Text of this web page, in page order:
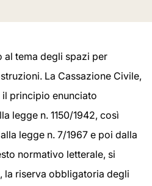
al tema degli spazi per
La Cassazione Civile,
principio enunciato
legge n. 1150/1942, così
legge n. 7/1967 e poi dalla
normativo letterale, si
la riserva obbligatoria degli